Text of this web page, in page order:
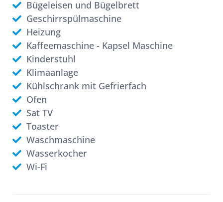
Bügeleisen und Bügelbrett
Geschirrspülmaschine
Heizung
Kaffeemaschine - Kapsel Maschine
Kinderstuhl
Klimaanlage
Kühlschrank mit Gefrierfach
Ofen
Sat TV
Toaster
Waschmaschine
Wasserkocher
Wi-Fi